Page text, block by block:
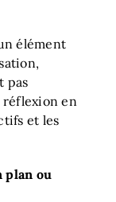
élément
pas
réflexion en
et les
plan ou